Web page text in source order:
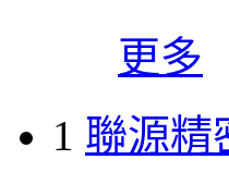
更多
1 聯源精